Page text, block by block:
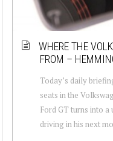
WHERE THE
FROM –
Today’s daily
seats in the
Ford GT turns into a
driving in his next